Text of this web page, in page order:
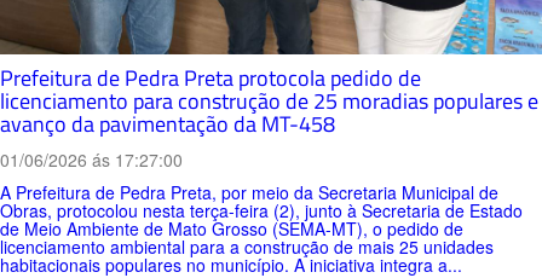
Prefeitura de Pedra Preta protocola pedido de
licenciamento para construção de 25 moradias populares e
avanço da pavimentação da MT-458
01/06/2026 ás 17:27:00
A Prefeitura de Pedra Preta, por meio da Secretaria Municipal de
Obras, protocolou nesta terça-feira (2), junto à Secretaria de Estado
de Meio Ambiente de Mato Grosso (SEMA-MT), o pedido de
licenciamento ambiental para a construção de mais 25 unidades
habitacionais populares no município. A iniciativa integra a...